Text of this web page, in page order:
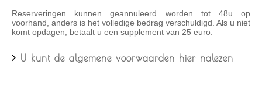
Reserveringen kunnen geannuleerd worden tot 48u op
voorhand, anders is het volledige bedrag verschuldigd. Als u niet
komt opdagen, betaalt u een supplement van 25 euro.
U kunt de algemene voorwaarden hier nalezen